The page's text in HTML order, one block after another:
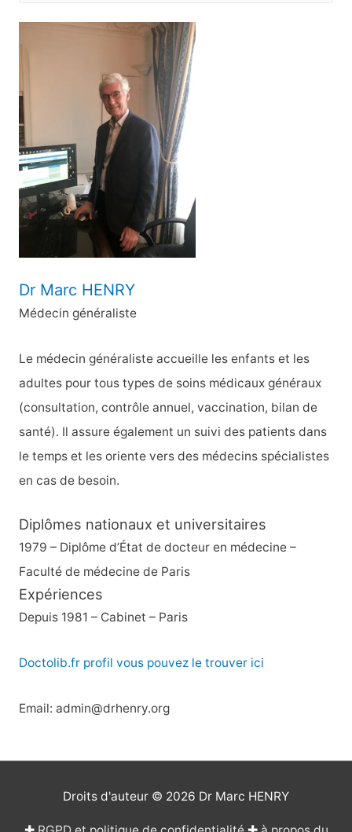
c
h
r
c
h
e
r
Dr Marc HENRY
Médecin généraliste
Le médecin généraliste accueille les enfants et les
adultes pour tous types de soins médicaux généraux
(consultation, contrôle annuel, vaccination, bilan de
santé). Il assure également un suivi des patients dans
le temps et les oriente vers des médecins spécialistes
en cas de besoin.
Diplômes nationaux et universitaires
1979 – Diplôme d’État de docteur en médecine –
Faculté de médecine de Paris
Expériences
Depuis 1981 – Cabinet – Paris
Doctolib.fr profil vous pouvez le trouver ici
Email: admin@drhenry.org
Droits d'auteur © 2026 Dr Marc HENRY